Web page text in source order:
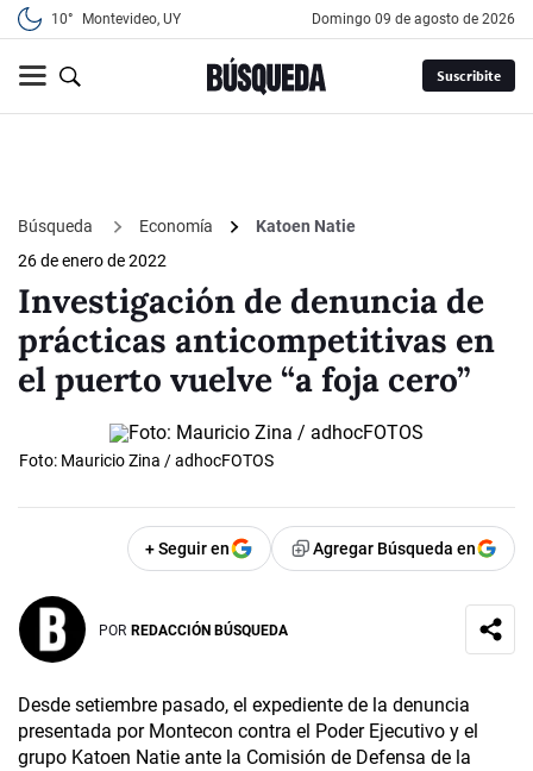
10° Montevideo, UY domingo 09 de agosto de 2026
Suscribite
Búsqueda Economía
Katoen Natie
26 de enero de 2022
Investigación de denuncia de
prácticas anticompetitivas en
el puerto vuelve “a foja cero”
Foto: Mauricio Zina / adhocFOTOS
+ Seguir en Agregar Búsqueda en
POR REDACCIÓN BÚSQUEDA
Desde setiembre pasado, el expediente de la denuncia
presentada por Montecon contra el Poder Ejecutivo y el
grupo Katoen Natie ante la Comisión de Defensa de la